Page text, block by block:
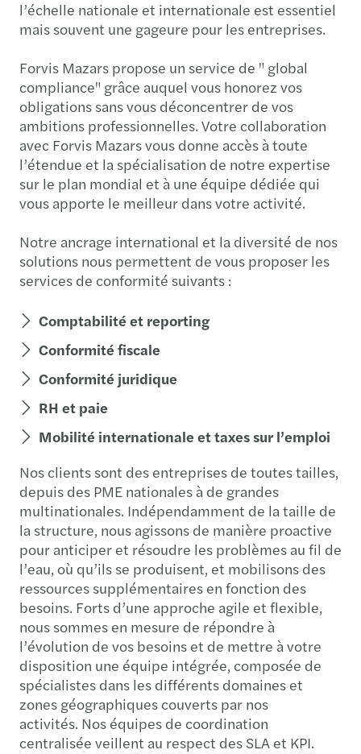
l’échelle nationale et internationale est essentiel
mais souvent une gageure pour les entreprises.
Forvis Mazars propose un service de " global
compliance" grâce auquel vous honorez vos
obligations sans vous déconcentrer de vos
ambitions professionnelles. Votre collaboration
avec Forvis Mazars vous donne accès à toute
l’étendue et la spécialisation de notre expertise
sur le plan mondial et à une équipe dédiée qui
vous apporte le meilleur dans votre activité.
Notre ancrage international et la diversité de nos
solutions nous permettent de vous proposer les
services de conformité suivants :
Comptabilité et reporting
Conformité fiscale
Conformité juridique
RH et paie
Mobilité internationale et taxes sur l’emploi
Nos clients sont des entreprises de toutes tailles,
depuis des PME nationales à de grandes
multinationales. Indépendamment de la taille de
la structure, nous agissons de manière proactive
pour anticiper et résoudre les problèmes au fil de
l’eau, où qu’ils se produisent, et mobilisons des
ressources supplémentaires en fonction des
besoins. Forts d’une approche agile et flexible,
nous sommes en mesure de répondre à
l’évolution de vos besoins et de mettre à votre
disposition une équipe intégrée, composée de
spécialistes dans les différents domaines et
zones géographiques couverts par nos
activités. Nos équipes de coordination
centralisée veillent au respect des SLA et KPI.